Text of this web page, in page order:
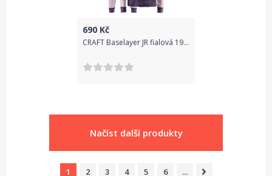
690Kč
CRAFT Baselayer JR fialová 1905355 750701Fialová set triko spodky
Načíst další produkty
1 2 3 4 5 6 ...